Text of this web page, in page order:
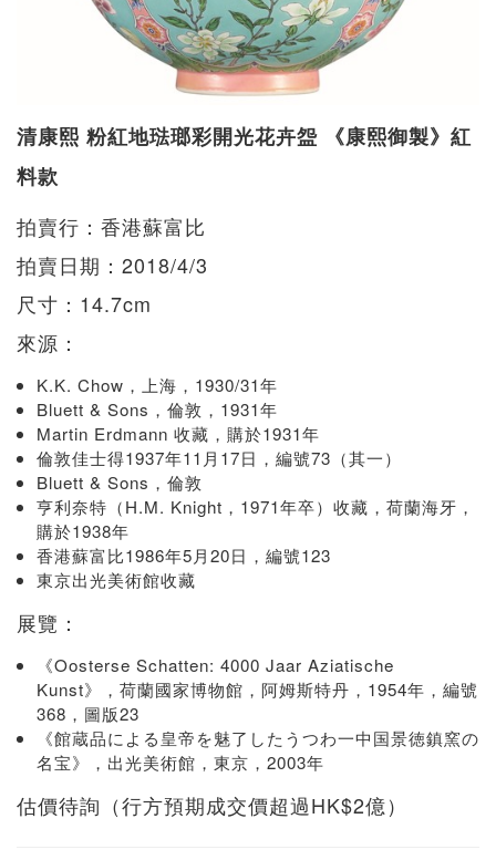
清康熙 粉紅地琺瑯彩開光花卉盌 《康熙御製》紅
料款
拍賣行：香港蘇富比
拍賣日期：2018/4/3
尺寸：14.7cm
來源：
K.K. Chow，上海，1930/31年
Bluett & Sons，倫敦，1931年
Martin Erdmann 收藏，購於1931年
倫敦佳士得1937年11月17日，編號73（其一）
Bluett & Sons，倫敦
亨利奈特（H.M. Knight，1971年卒）收藏，荷蘭海牙，
購於1938年
香港蘇富比1986年5月20日，編號123
東京出光美術館收藏
展覽：
《Oosterse Schatten: 4000 Jaar Aziatische
Kunst》，荷蘭國家博物館，阿姆斯特丹，1954年，編號
368，圖版23
《館蔵品による皇帝を魅了したうつわ一中国景徳鎮窯の
名宝》，出光美術館，東京，2003年
估價待詢（行方預期成交價超過HK$2億）